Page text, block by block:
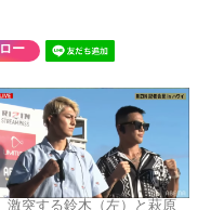
ー
激突する鈴木（左）と萩原